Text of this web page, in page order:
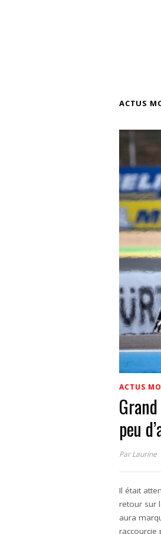
ACTUS
ACTUS
peu
ParLaurine
Il était
retour sur
aura
raccourcie